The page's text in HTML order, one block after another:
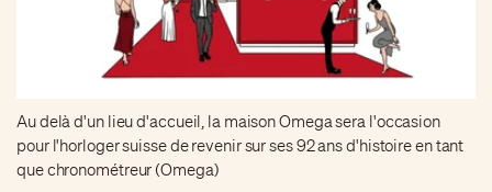
Au delà d'un lieu d'accueil, la maison Omega sera l'occasion
pour l'horloger suisse de revenir sur ses 92 ans d'histoire en tant
que chronométreur (Omega)